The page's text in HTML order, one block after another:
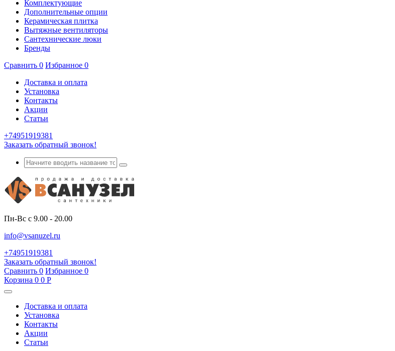
Комплектующие
Дополнительные опции
Керамическая плитка
Вытяжные вентиляторы
Сантехнические люки
Бренды
Сравнить 0 Избранное 0
Доставка и оплата
Установка
Контакты
Акции
Статьи
+74951919381
Заказать обратный звонок!
Пн-Вс с 9.00 - 20.00
info@vsanuzel.ru
+74951919381
Заказать обратный звонок!
Сравнить 0 Избранное 0
Корзина 0 0 Р
Доставка и оплата
Установка
Контакты
Акции
Статьи